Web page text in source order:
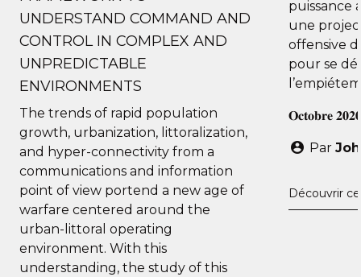
UNDERSTAND COMMAND AND
CONTROL IN COMPLEX AND
UNPREDICTABLE
ENVIRONMENTS
The trends of rapid population
growth, urbanization, littoralization,
and hyper-connectivity from a
communications and information
point of view portend a new age of
warfare centered around the
urban-littoral operating
environment. With this
understanding, the study of this
puissance
une
offensive
pour se
𝐎𝐜𝐭𝐨𝐛𝐫𝐞 𝟐𝟎𝟐𝟎
Par
Découvrir